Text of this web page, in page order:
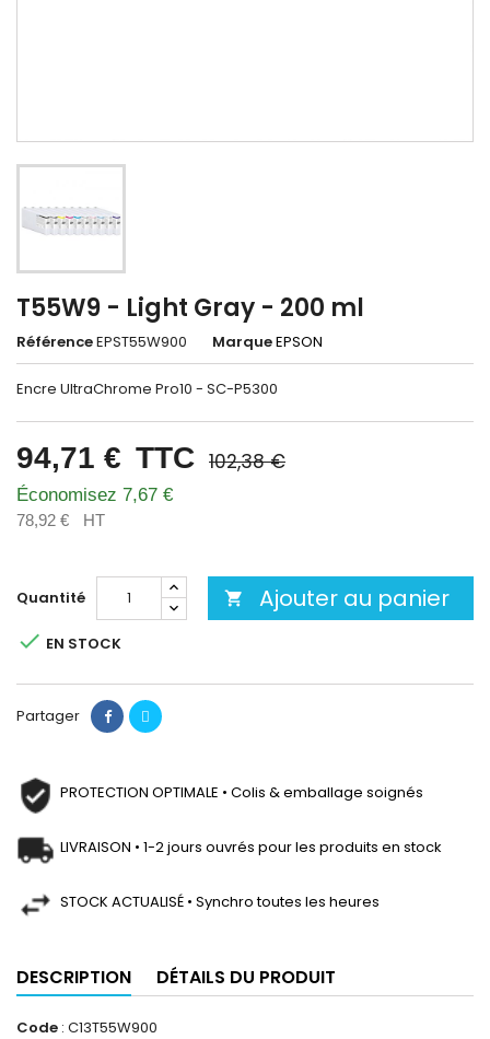
T55W9 - Light Gray - 200 ml
RéférenceEPST55W900 MarqueEPSON
Encre UltraChrome Pro10 - SC-P5300
94,71 € TTC 102,38 €
Économisez 7,67 €
78,92 € HT
Quantité  Ajouter au panier
 EN STOCK
Partager
PROTECTION OPTIMALE • Colis & emballage soignés
LIVRAISON • 1-2 jours ouvrés pour les produits en stock
STOCK ACTUALISÉ • Synchro toutes les heures
DESCRIPTION DÉTAILS DU PRODUIT
Code : C13T55W900